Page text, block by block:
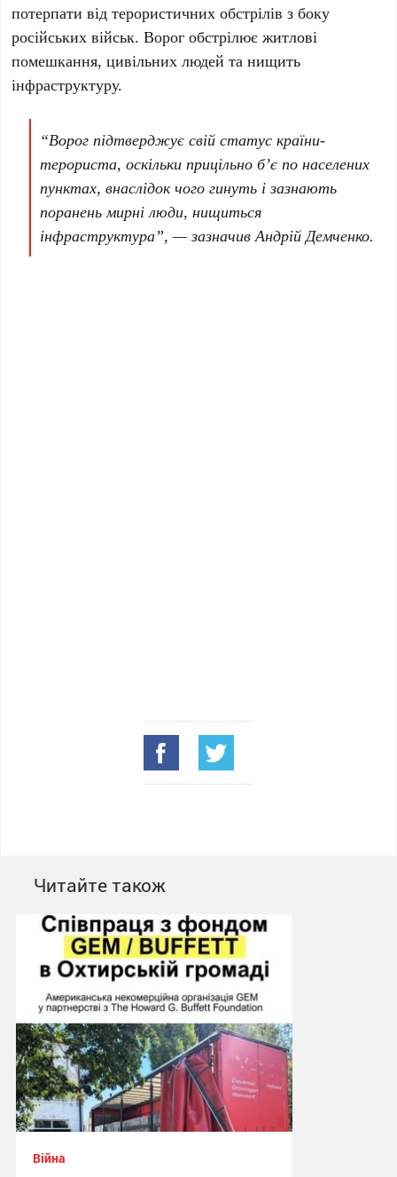
потерпати від терористичних обстрілів з боку
російських військ. Ворог обстрілює житлові
помешкання, цивільних людей та нищить
інфраструктуру.
“Ворог підтверджує свій статус країни-
терориста, оскільки прицільно б’є по населених
пунктах, внаслідок чого гинуть і зазнають
поранень мирні люди, нищиться
інфраструктура”, — зазначив Андрій Демченко.
Читайте також
Війна